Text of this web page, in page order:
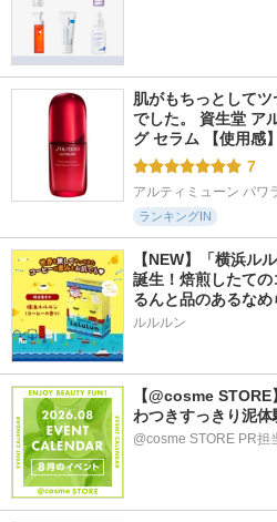
肌がもちっとして
でした。 資生堂 ア
グ セラム 【使用感
7
アルティミューン パワ
ランキングIN
【NEW】「横浜ル
誕生！焙煎したて
るんと品のあるな
ルルルン
【@cosme
わつきすっきり泥体
@cosme STORE PR担